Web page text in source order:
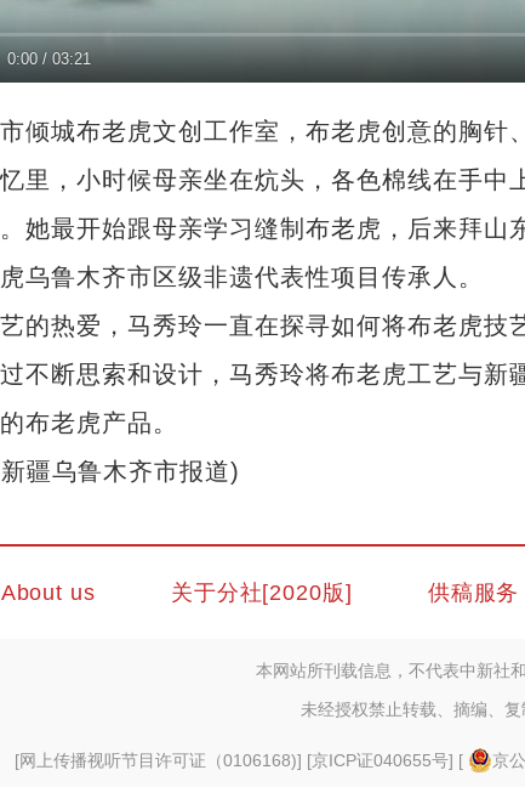
0:00/ 03:21
城布老虎文创工作室，布老虎创意的胸针
里，小时候母亲坐在炕头，各色棉线在手中
她最开始跟母亲学习缝制布老虎，后来拜山
乌鲁木齐市区级非遗代表性项目传承人。
热爱，马秀玲一直在探寻如何将布老虎技
不断思索和设计，马秀玲将布老虎工艺与新
布老虎产品。
乌鲁木齐市报道)
About us 关于分社[2020版] 供稿服务
本网站所刊载信息，不代表中新社
未经授权禁止转载、摘编、
[网上传播视听节目许可证（0106168)] [京ICP证040655号] [ 京